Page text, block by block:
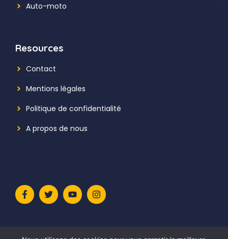
Auto-moto
Resources
Contact
Mentions légales
Politique de confidentialité
A propos de nous